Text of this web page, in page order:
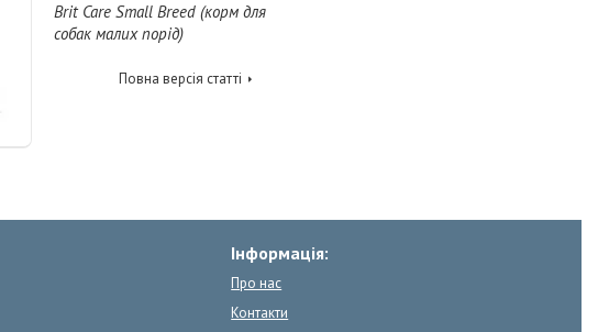
Brit Care Small Breed (корм для
собак малих порід)
Повна версія статті
Інформація:
Про нас
Контакти